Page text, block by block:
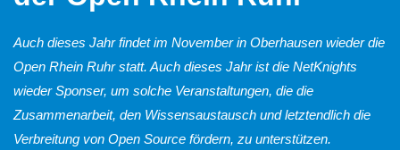
Auch dieses Jahr findet im November in Oberhausen wieder die
Open Rhein Ruhr statt. Auch dieses Jahr ist die NetKnights
wieder Sponser, um solche Veranstaltungen, die die
Zusammenarbeit, den Wissensaustausch und letztendlich die
Verbreitung von Open Source fördern, zu unterstützen.